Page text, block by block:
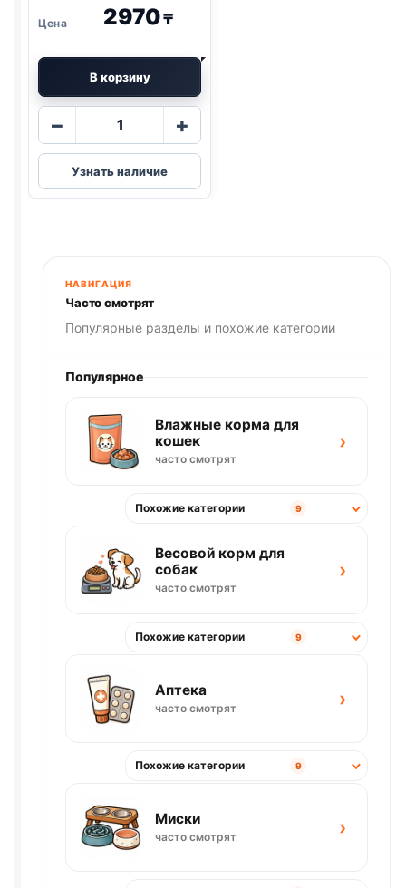
2970₸
В корзину
−
Количество
Pro
Plan
сух.
+
Узнать наличие
НАВИГАЦИЯ
Часто смотрят
Популярные разделы и похожие категории
Популярное
Влажные корма для
кошек
часто смотрят
›
Похожие категории 9
Весовой корм для
собак
часто смотрят
›
Похожие категории 9
Аптека
часто смотрят ›
Похожие категории 9
Миски
часто смотрят ›